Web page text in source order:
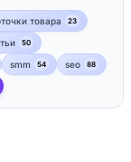
товара 23
50
smm 54 seo 88